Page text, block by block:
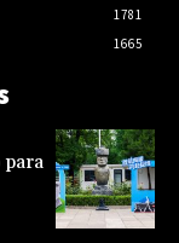
1781
1665
para